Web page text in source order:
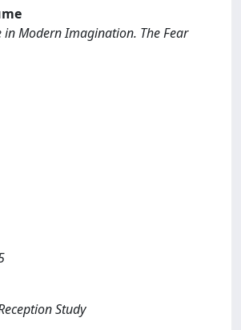
in Modern Imagination. The Fear
Study